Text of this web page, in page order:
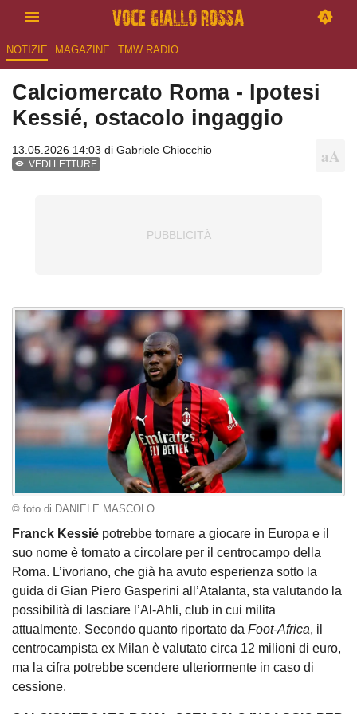
NOTIZIE MAGAZINE TMW RADIO
Calciomercato Roma - Ipotesi
Kessié, ostacolo ingaggio
13.05.2026 14:03 di Gabriele Chiocchio
VEDI LETTURE
© foto di DANIELE MASCOLO
Franck Kessié potrebbe tornare a giocare in Europa e il
suo nome è tornato a circolare per il centrocampo della
Roma. L’ivoriano, che già ha avuto esperienza sotto la
guida di Gian Piero Gasperini all’Atalanta, sta valutando la
possibilità di lasciare l’Al-Ahli, club in cui milita
attualmente. Secondo quanto riportato da Foot-Africa, il
centrocampista ex Milan è valutato circa 12 milioni di euro,
ma la cifra potrebbe scendere ulteriormente in caso di
cessione.